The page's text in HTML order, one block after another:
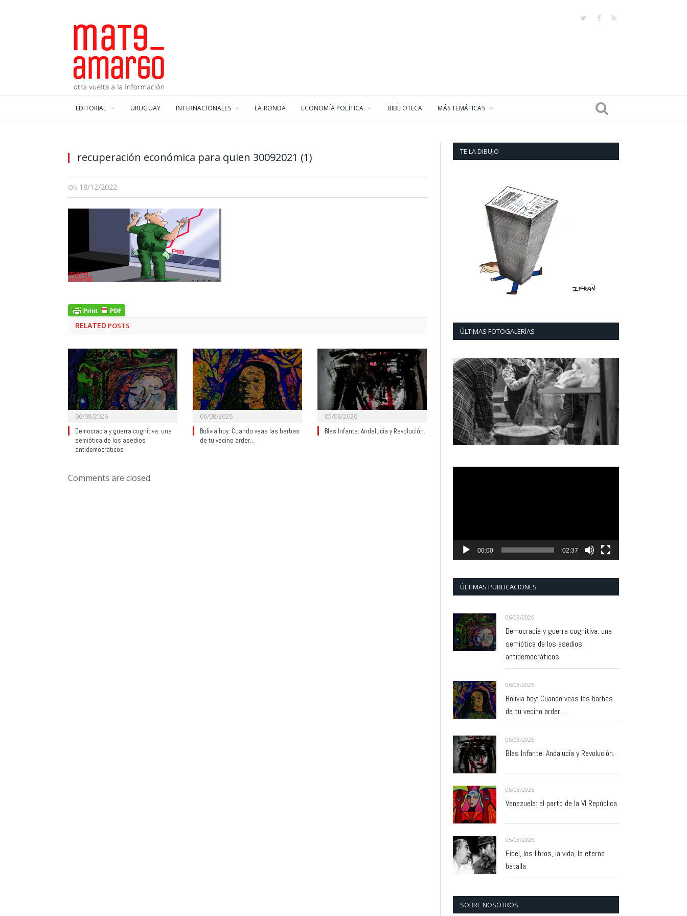
TwitterFacebook
RSS
EDITORIAL URUGUAY INTERNACIONALES LA RONDA ECONOMÍA POLÍTICA BIBLIOTECA MÁS TEMÁTICAS
recuperación económica para quien 30092021 (1)
ON 18/12/2022
RELATED POSTS
06/08/2026
Democracia y guerra cognitiva: una
semiótica de los asedios
antidemocráticos
06/08/2026
Bolivia hoy: Cuando veas las barbas
de tu vecino arder…
05/08/2026
Blas Infante: Andalucía y Revolución.
Comments are closed.
TE LA DIBUJO
ÚLTIMAS FOTOGALERÍAS
00:00 02:37
ÚLTIMAS PUBLICACIONES
06/08/2026
Democracia y guerra cognitiva: una
semiótica de los asedios
antidemocráticos
06/08/2026
Bolivia hoy: Cuando veas las barbas
de tu vecino arder…
05/08/2026
Blas Infante: Andalucía y Revolución.
05/08/2026
Venezuela: el parto de la VI República
05/08/2026
Fidel, los libros, la vida, la eterna
batalla
SOBRE NOSOTROS